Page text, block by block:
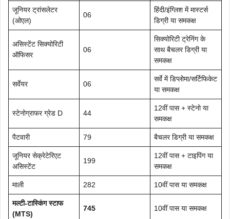
जूनियर ट्रांसलेटर
(ओएल)
06
हिंदी/इंग्लिश में मास्टर्स
डिग्री या समकक्ष
असिस्टेंट सिक्योरिटी
ऑफिसर
06
सिक्योरिटी ट्रेनिंग के
साथ बैचलर डिग्री या
समकक्ष
सर्वेयर 06
सर्वे में डिप्लोमा/सर्टिफिकेट
या समकक्ष
स्टेनोग्राफर ग्रेड D 44
12वीं पास + स्टेनो या
समकक्ष
पैटवारी 79 बैचलर डिग्री या समकक्ष
जूनियर सेक्रेटेरिएट
असिस्टेंट
199
12वीं पास + टाइपिंग या
समकक्ष
माली 282 10वीं पास या समकक्ष
मल्टी-टास्किंग स्टाफ
(MTS)
745 10वीं पास या समकक्ष